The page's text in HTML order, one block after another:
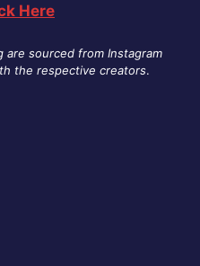
Here
are sourced from Instagram
the respective creators.